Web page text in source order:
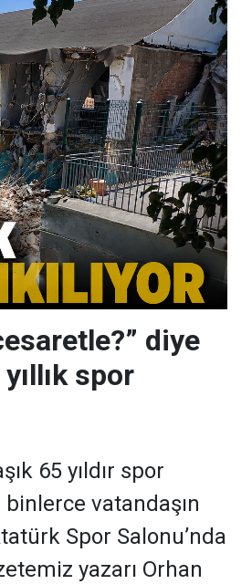
diye
spor
65 yıldır spor
vatandaşın
Spor Salonu’nda
yazarı Orhan